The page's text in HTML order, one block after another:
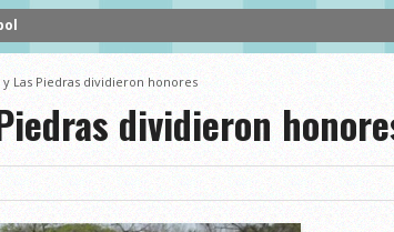
y Las Piedras dividieron honores
dividieron